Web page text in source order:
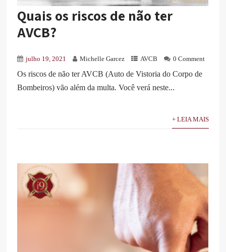
Quais os riscos de não ter
AVCB?
julho 19, 2021 Michelle Garcez AVCB 0 Comment
Os riscos de não ter AVCB (Auto de Vistoria do Corpo de
Bombeiros) vão além da multa. Você verá neste...
+ LEIA MAIS